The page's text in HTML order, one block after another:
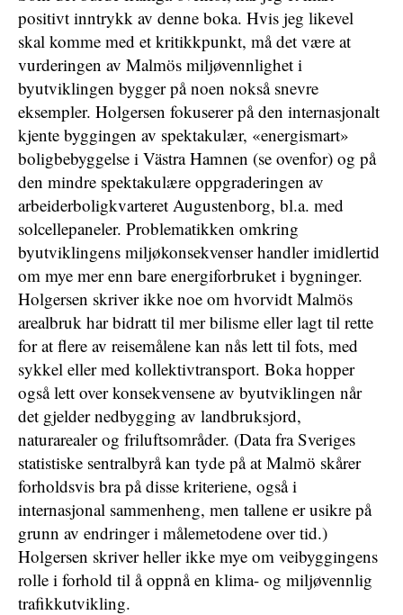
positivt inntrykk av denne boka. Hvis jeg likevel
skal komme med et kritikkpunkt, må det være at
vurderingen av Malmös miljøvennlighet i
byutviklingen bygger på noen nokså snevre
eksempler. Holgersen fokuserer på den internasjonalt
kjente byggingen av spektakulær, «energismart»
boligbebyggelse i Västra Hamnen (se ovenfor) og på
den mindre spektakulære oppgraderingen av
arbeiderboligkvarteret Augustenborg, bl.a. med
solcellepaneler. Problematikken omkring
byutviklingens miljøkonsekvenser handler imidlertid
om mye mer enn bare energiforbruket i bygninger.
Holgersen skriver ikke noe om hvorvidt Malmös
arealbruk har bidratt til mer bilisme eller lagt til rette
for at flere av reisemålene kan nås lett til fots, med
sykkel eller med kollektivtransport. Boka hopper
også lett over konsekvensene av byutviklingen når
det gjelder nedbygging av landbruksjord,
naturarealer og friluftsområder. (Data fra Sveriges
statistiske sentralbyrå kan tyde på at Malmö skårer
forholdsvis bra på disse kriteriene, også i
internasjonal sammenheng, men tallene er usikre på
grunn av endringer i målemetodene over tid.)
Holgersen skriver heller ikke mye om veibyggingens
rolle i forhold til å oppnå en klima- og miljøvennlig
trafikkutvikling.